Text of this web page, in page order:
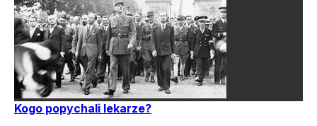
Kogo popychali lekarze?